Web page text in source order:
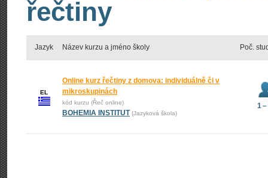
řečtiny
Jazyk Název kurzu a jméno školy Poč.
EL
Online kurz řečtiny z domova: individuálně či v
mikroskupinách
kód kurzu (Řeč online)
BOHEMIA INSTITUT (Jazyková škola)
1